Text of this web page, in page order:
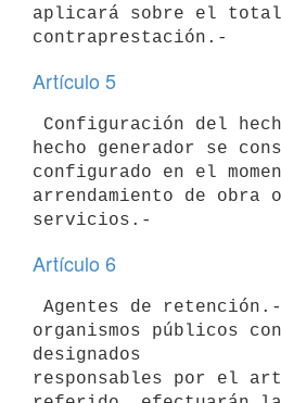
aplicará sobre el
Artículo 5
hecho generador se
configurado en el
arrendamiento de obra
Artículo 6
organismos públicos
designados
responsables por el